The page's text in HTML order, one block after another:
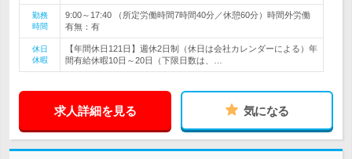
勤務
時間
9:00～17:40 （所定労働時間7時間40分／休憩60分）時間外労働
有無：有
休日
休暇
【年間休日121日】週休2日制（休日は会社カレンダーによる）年
間有給休暇10日～20日（下限日数は、…
求人詳細を見る 気になる